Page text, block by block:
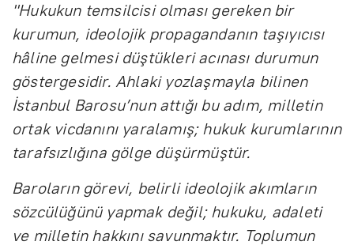
"Hukukun temsilcisi olması gereken bir
kurumun, ideolojik propagandanın taşıyıcısı
hâline gelmesi düştükleri acınası durumun
göstergesidir. Ahlaki yozlaşmayla bilinen
İstanbul Barosu’nun attığı bu adım, milletin
ortak vicdanını yaralamış; hukuk kurumlarının
tarafsızlığına gölge düşürmüştür.
Baroların görevi, belirli ideolojik akımların
sözcülüğünü yapmak değil; hukuku, adaleti
ve milletin hakkını savunmaktır. Toplumun